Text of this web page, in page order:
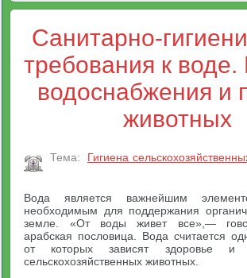
Санитарно-
требования к воде.
водоснабжения и
животных
Тема: Гигиена
Вода является важнейшим
необходимым для поддержания
земле. «От воды живет все»,—
арабская пословица. Вода считается
от которых зависят здоровье и
сельскохозяйственных животных.